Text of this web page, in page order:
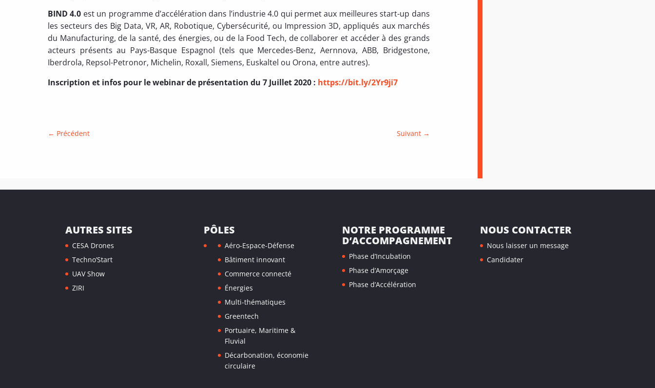
BIND 4.0 est un programme d’accélération dans l’industrie 4.0 qui permet aux meilleures start-up dans
les secteurs des Big Data, VR, AR, Robotique, Cybersécurité, ou Impression 3D, appliqués aux marchés
du Manufacturing, de la santé, des énergies, ou de la Food Tech, de collaborer et accéder à des grands
acteurs présents au Pays-Basque Espagnol (tels que Mercedes-Benz, Aernnova, ABB, Bridgestone,
Iberdrola, Repsol-Petronor, Michelin, Roxall, Siemens, Euskaltel ou Orona, entre autres).
Inscription et infos pour le webinar de présentation du 7 Juillet 2020 : https://bit.ly/2Yr9ji7
← Précédent Suivant→
AUTRES SITES
CESA Drones
Techno’Start
UAV Show
ZIRI
PÔLES
Aéro-Espace-Défense
Bâtiment innovant
Commerce connecté
Énergies
Multi-thématiques
Greentech
Portuaire, Maritime &
Fluvial
Décarbonation, économie
circulaire
NOTRE PROGRAMME
D’ACCOMPAGNEMENT
Phase d’Incubation
Phase d’Amorçage
Phase d’Accélération
NOUS CONTACTER
Nous laisser un message
Candidater